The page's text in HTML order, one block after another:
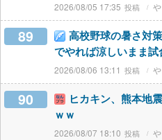
2026/08/05 17:35
89
高校野球の暑さ対
でやれば涼しいまま
2026/08/06 13:11
90
ヒカキン、熊本地
ｗｗ
2026/08/07 18:10